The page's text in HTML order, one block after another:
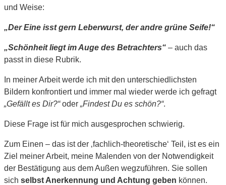
und Weise:
„Der Eine isst gern Leberwurst, der andre grüne Seife!“
„Schönheit liegt im Auge des Betrachters“ – auch das
passt in diese Rubrik.
In meiner Arbeit werde ich mit den unterschiedlichsten
Bildern konfrontiert und immer mal wieder werde ich gefragt
„Gefällt es Dir?“oder „Findest Du es schön?“.
Diese Frage ist für mich ausgesprochen schwierig.
Zum Einen – das ist der ‚fachlich-theoretische‘ Teil, ist es ein
Ziel meiner Arbeit, meine Malenden von der Notwendigkeit
der Bestätigung aus dem Außen wegzuführen. Sie sollen
sich selbst Anerkennung und Achtung geben können.